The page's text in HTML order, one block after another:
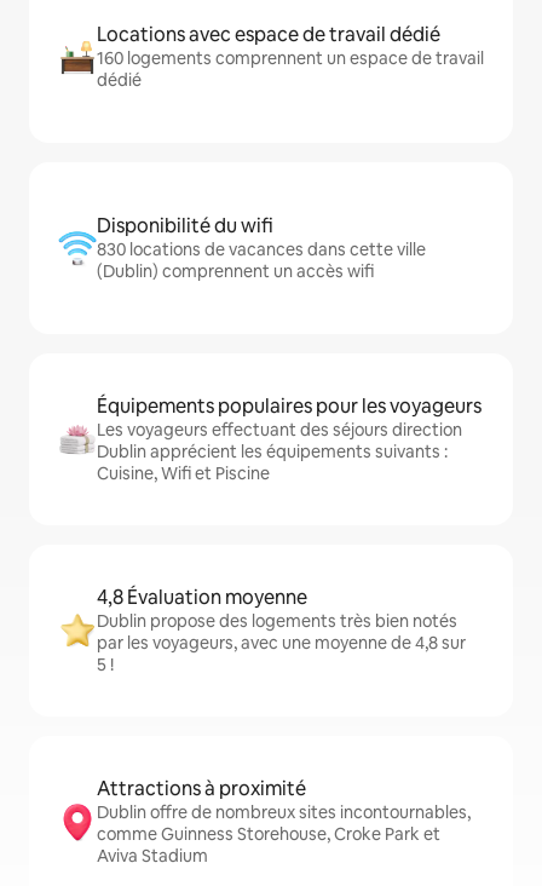
Locations avec espace de travail dédié
160 logements comprennent un espace de travail
dédié
Disponibilité du wifi
830 locations de vacances dans cette ville
(Dublin) comprennent un accès wifi
Équipements populaires pour les voyageurs
Les voyageurs effectuant des séjours direction
Dublin apprécient les équipements suivants :
Cuisine, Wifi et Piscine
4,8 Évaluation moyenne
Dublin propose des logements très bien notés
par les voyageurs, avec une moyenne de 4,8 sur
5 !
Attractions à proximité
Dublin offre de nombreux sites incontournables,
comme Guinness Storehouse, Croke Park et
Aviva Stadium